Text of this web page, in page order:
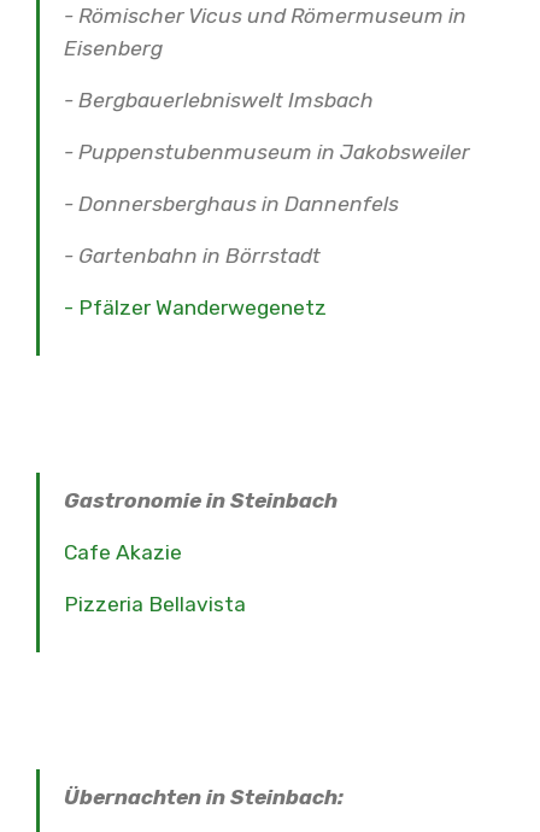
- Römischer Vicus und Römermuseum in
Eisenberg
- Bergbauerlebniswelt Imsbach
- Puppenstubenmuseum in Jakobsweiler
- Donnersberghaus in Dannenfels
- Gartenbahn in Börrstadt
- Pfälzer Wanderwegenetz
Gastronomie in Steinbach
Cafe Akazie
Pizzeria Bellavista
Übernachten in Steinbach: